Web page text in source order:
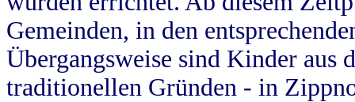
Gemeinden, in den
Übergangsweise sind Kinder aus
traditionellen Gründen - in